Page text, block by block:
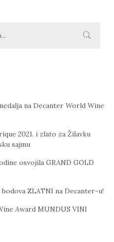
na Decanter World Wine
2021. i zlato za Žilavku
sajmu
osvojila GRAND GOLD
bodova ZLATNI na Decanter-u!
Award MUNDUS VINI